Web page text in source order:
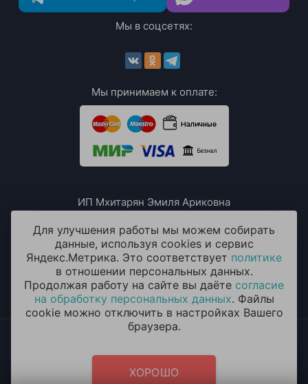
Мы в соцсетях:
Мы принимаем к оплате:
ИП Мхитарян Эмиля Ариковна
ИНН: 771385063807
ОГРН / ОГРНИП: 319508100076230
2014 - 2026 © «ОКЕАН ШАРОВ» Воздушные шары с
Политика конфиденциальности
согласие на обработку
персональных данных
Для улучшения работы мы можем собирать
данные, используя cookies и сервис
Яндекс.Метрика. Это соответствует политике
в отношении персональных данных.
Продолжая работу на сайте вы даёте согласие
на обработку персональных данных. Файлы
cookie можно отключить в настройках Вашего
браузера.
ХОРОШО